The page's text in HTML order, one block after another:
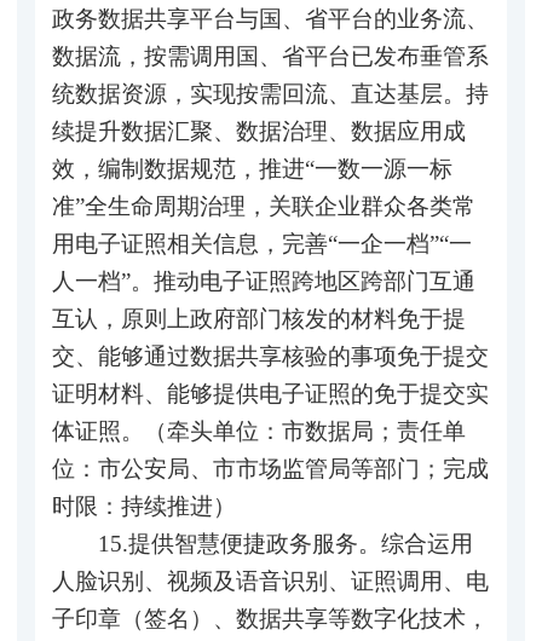
政务数据共享平台与国、省平台的业务流、
数据流，按需调用国、省平台已发布垂管系
统数据资源，实现按需回流、直达基层。持
续提升数据汇聚、数据治理、数据应用成
效，编制数据规范，推进“一数一源一标
准”全生命周期治理，关联企业群众各类常
用电子证照相关信息，完善“一企一档”“一
人一档”。推动电子证照跨地区跨部门互通
互认，原则上政府部门核发的材料免于提
交、能够通过数据共享核验的事项免于提交
证明材料、能够提供电子证照的免于提交实
体证照。（牵头单位：市数据局；责任单
位：市公安局、市市场监管局等部门；完成
时限：持续推进）
15.提供智慧便捷政务服务。综合运用
人脸识别、视频及语音识别、证照调用、电
子印章（签名）、数据共享等数字化技术，